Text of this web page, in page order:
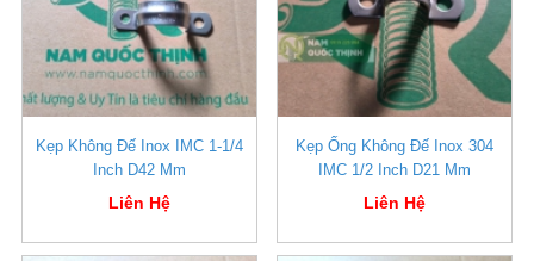
Kẹp Không Đế Inox IMC 1-1/4
Inch D42 Mm
Liên Hệ
Kẹp Ống Không Đế Inox 304
IMC 1/2 Inch D21 Mm
Liên Hệ